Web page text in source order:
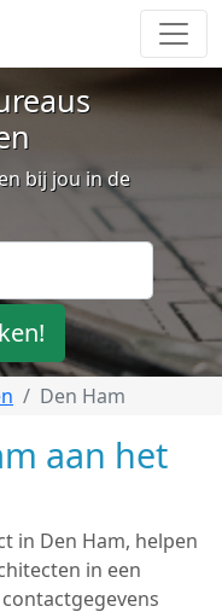
bij jou in de
Den Ham
aan het
in Den Ham, helpen
in een